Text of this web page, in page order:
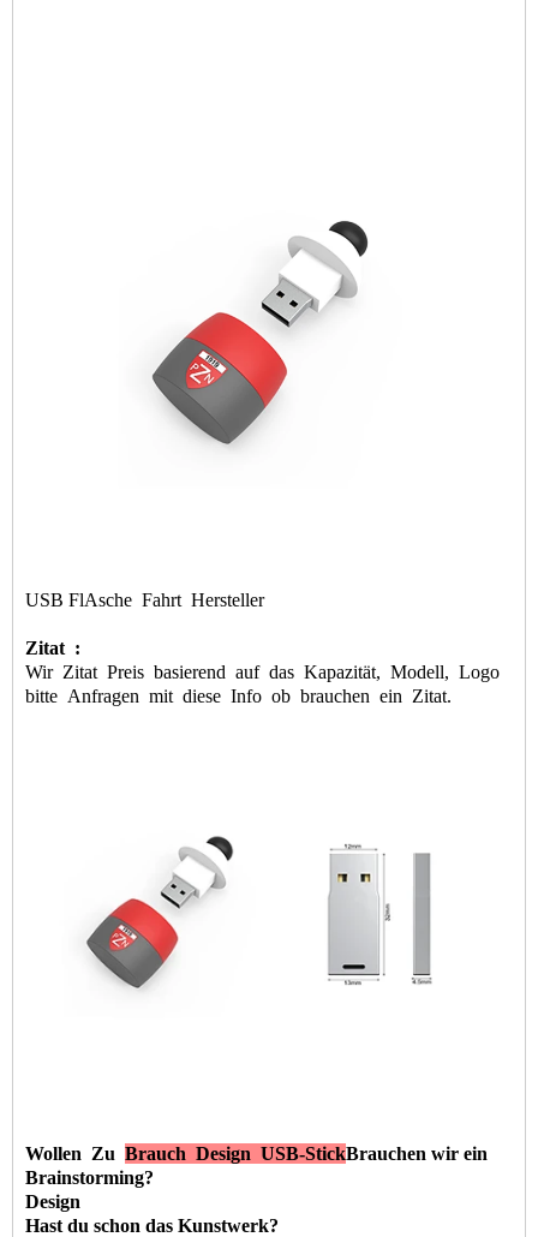
USB FlAsche Fahrt Hersteller
Zitat :
WirZitat Preis basierend aufdas Kapazität, Modell, Logo
bitte Anfragen mit diese Info ob brauchen ein Zitat.
Wollen Zu Brauch Design USB-StickBrauchen wir ein
Brainstorming?
Design
Hast du schon das Kunstwerk?